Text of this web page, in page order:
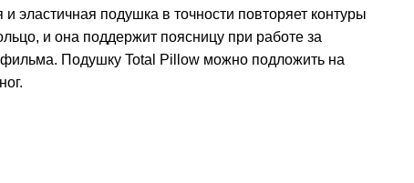
эластичная подушка в точности повторяет контуры
и она поддержит поясницу при работе за
Подушку Total Pillow можно подложить на